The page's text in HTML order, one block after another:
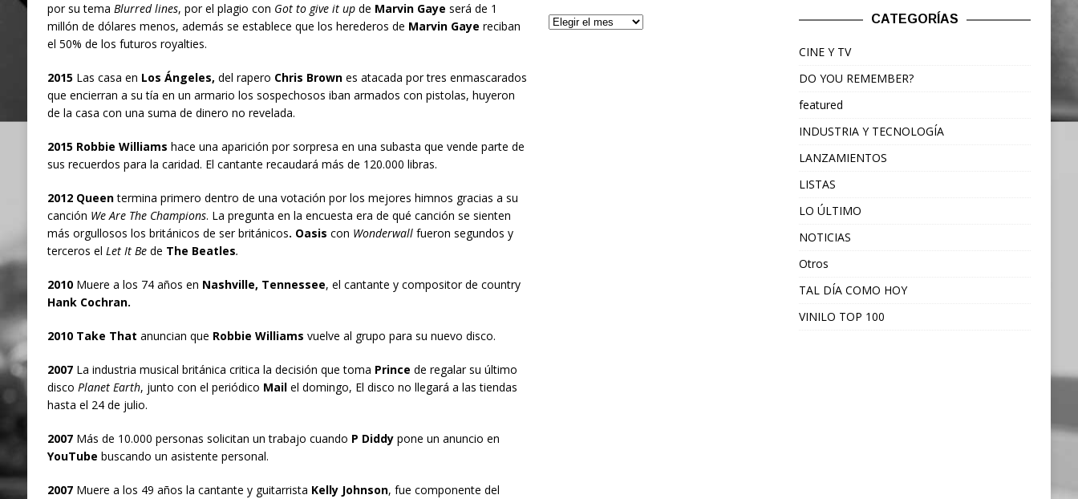
por su tema Blurred lines, por el plagio con Got to give it upde Marvin Gaye será de 1
millón de dólares menos, además se establece que los herederos de Marvin Gaye reciban
el 50% de los futuros royalties.
2015Las casa en Los Ángeles, del rapero Chris Brownes atacada por tres enmascarados
que encierran a su tía en un armario los sospechosos iban armados con pistolas, huyeron
de la casa con una suma de dinero no revelada.
2015 Robbie Williams hace una aparición por sorpresa en una subasta que vende parte de
sus recuerdos para la caridad. El cantante recaudará más de 120.000 libras.
2012 Queentermina primero dentro de una votación por los mejores himnos gracias a su
canción We Are The Champions. La pregunta en la encuesta era de qué canción se sienten
más orgullosos los británicos de ser británicos. Oasis con Wonderwallfueron segundos y
terceros el Let It Be de The Beatles.
2010Muere a los 74 años en Nashville, Tennessee, el cantante y compositor de country
Hank Cochran.
2010 Take That anuncian que Robbie Williams vuelve al grupo para su nuevo disco.
2007La industria musical británica critica la decisión que toma Prince de regalar su último
disco Planet Earth, junto con el periódico Mailel domingo, El disco no llegará a las tiendas
hasta el 24 de julio.
2007Más de 10.000 personas solicitan un trabajo cuando P Diddypone un anuncio en
YouTube buscando un asistente personal.
2007Muere a los 49 años la cantante y guitarrista Kelly Johnson, fue componente del
CATEGORÍAS
CINE Y TV
DO YOU REMEMBER?
featured
INDUSTRIA Y TECNOLOGÍA
LANZAMIENTOS
LISTAS
LO ÚLTIMO
NOTICIAS
Otros
TAL DÍA COMO HOY
VINILO TOP 100